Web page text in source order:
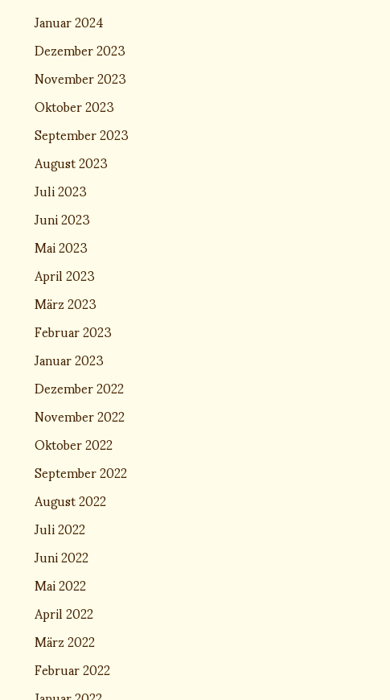
Januar 2024
Dezember 2023
November 2023
Oktober 2023
September 2023
August 2023
Juli 2023
Juni 2023
Mai 2023
April 2023
März 2023
Februar 2023
Januar 2023
Dezember 2022
November 2022
Oktober 2022
September 2022
August 2022
Juli 2022
Juni 2022
Mai 2022
April 2022
März 2022
Februar 2022